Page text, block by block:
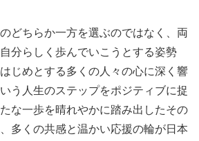
どちらか一方を選ぶのではなく、両
分らしく歩んでいこうとする姿勢
じめとする多くの人々の心に深く響
う人生のステップをポジティブに捉
な一歩を晴れやかに踏み出したその
多くの共感と温かい応援の輪が日本